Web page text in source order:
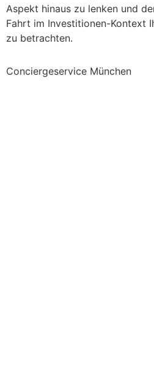
Aspekt hinaus zu lenken und
Fahrt im Investitionen-Kontext
zu betrachten.
Conciergeservice München